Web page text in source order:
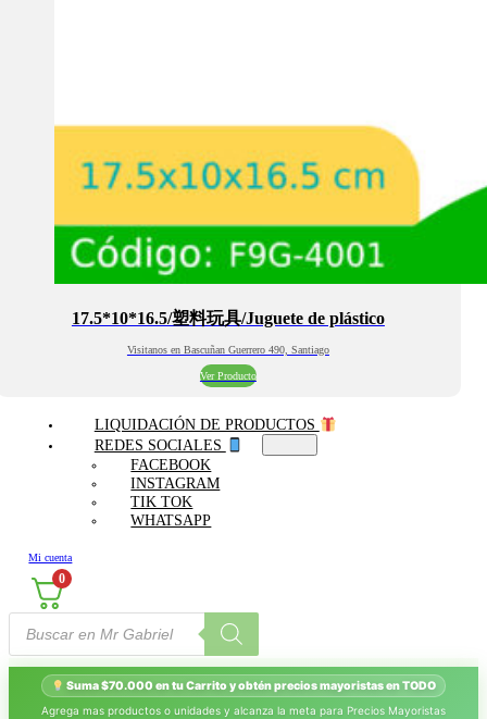
17.5*10*16.5/塑料玩具/Juguete de plástico
Visitanos en Bascuñan Guerrero 490, Santiago
Ver Producto
LIQUIDACIÓN DE PRODUCTOS
REDES SOCIALES
FACEBOOK
INSTAGRAM
TIK TOK
WHATSAPP
Mi cuenta
0
Búsqueda
productos
Suma $70.000 en tu Carrito y obtén precios mayoristas en TODO
Agrega mas productos o unidades y alcanza la meta para Precios Mayoristas